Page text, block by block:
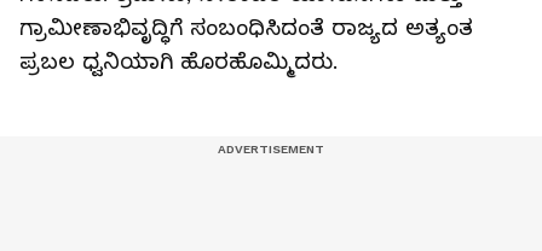
ಗ್ರಾಮೀಣಾಭಿವೃದ್ಧಿಗೆ ಸಂಬಂಧಿಸಿದಂತೆ ರಾಜ್ಯದ ಅತ್ಯಂತ
ಪ್ರಬಲ ಧ್ವನಿಯಾಗಿ ಹೊರಹೊಮ್ಮಿದರು.